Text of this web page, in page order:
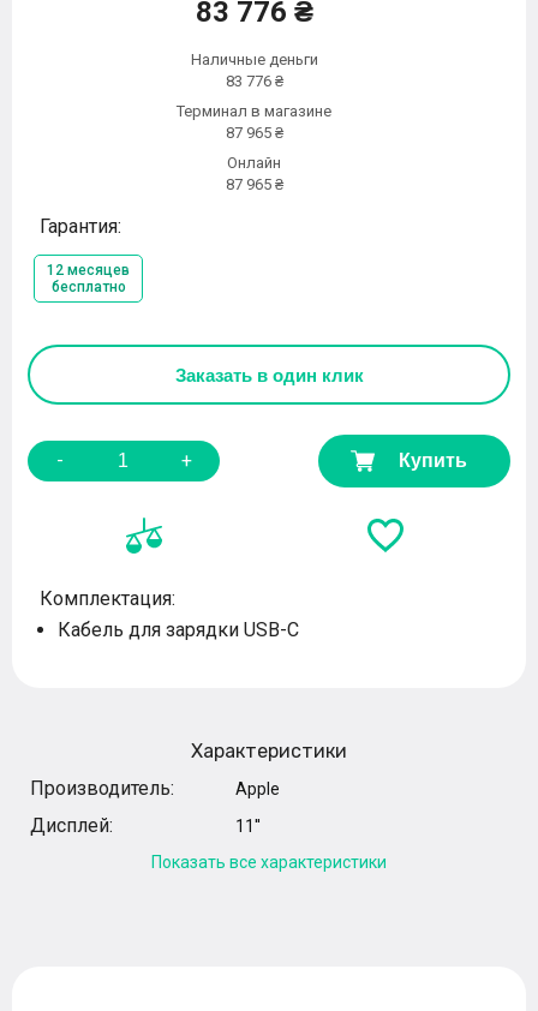
83 776 ₴
Наличные деньги
83 776 ₴
Терминал в магазине
87 965 ₴
Онлайн
87 965 ₴
Гарантия:
12 месяцев
бесплатно
Заказать в один клик
- + Купить
Комплектация:
Кабель для зарядки USB-C
Характеристики
Производитель:
Apple
Дисплей:
11''
Показать все характеристики